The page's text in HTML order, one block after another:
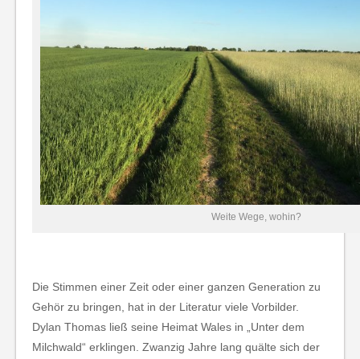
Weite Wege, wohin?
Die Stimmen einer Zeit oder einer ganzen Generation zu
Gehör zu bringen, hat in der Literatur viele Vorbilder.
Dylan Thomas ließ seine Heimat Wales in „Unter dem
Milchwald“ erklingen. Zwanzig Jahre lang quälte sich der